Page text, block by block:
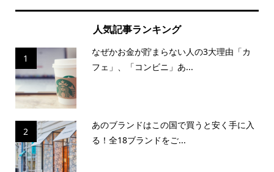
人気記事ランキング
1
なぜかお金が貯まらない人の3大理由「カ
フェ」、「コンビニ」あ...
2
あのブランドはこの国で買うと安く手に入
る！全18ブランドをご...